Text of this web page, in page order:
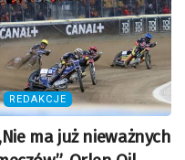
REDAKCJE
ma już nieważnych